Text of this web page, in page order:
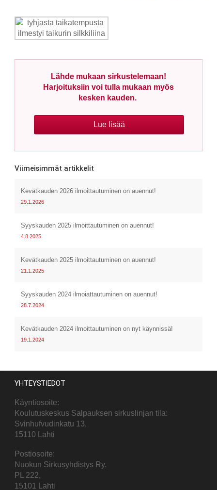
Lähde mukaan sirkustelemaan!
Harjoituksiin voi tulla mukaan myös
kesken kauden.
Lue lisää
Viimeisimmät artikkelit
Kevätkauden 2026 ilmoittautuminen on auennut!
29.1.2026
Syyskauden 2025 ilmoittautuminen on auennut!
4.8.2025
Kevätkauden 2025 ilmoittautuminen on auennut!
21.1.2025
Syyskauden 2024 ilmoiattautuminen on auennut!
28.7.2024
Kevätkauden 2024 ilmoittautuminen on nyt käynnissä!
19.1.2024
YHTEYSTIEDOT
Käyntiosoite:
Koulutuskeskus Salpauksen sirkuslinjan tila:
Svinhufvudinkatu 13,
15110 Lahti
Postiosoite:
Nuokun Sirkusyhdistys Ry.
PL 222,
15101 Lahti